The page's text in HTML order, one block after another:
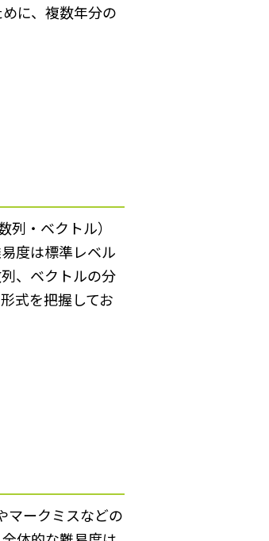
に、複数年分の
・ベクトル）
度は標準レベル
、ベクトルの分
式を把握してお
マークミスなどの